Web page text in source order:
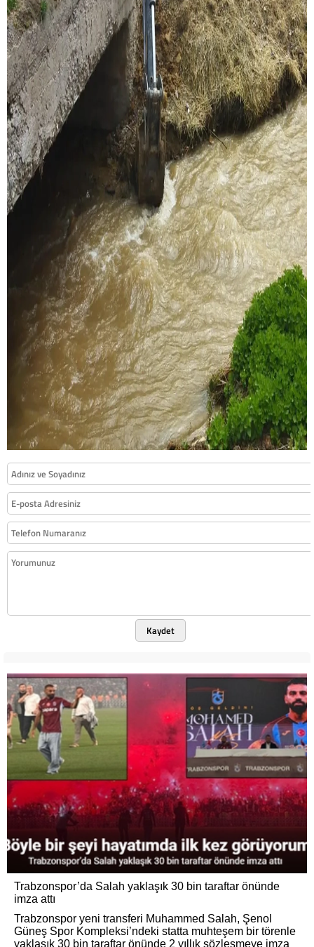
Kaydet
Trabzonspor’da Salah yaklaşık 30 bin taraftar önünde
imza attı
Trabzonspor yeni transferi Muhammed Salah, Şenol
Güneş Spor Kompleksi’ndeki statta muhteşem bir törenle
yaklaşık 30 bin taraftar önünde 2 yıllık sözleşmeye imza